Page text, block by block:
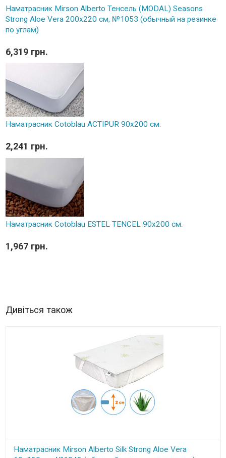
Наматрасник Mirson Alberto Тенсель (MODAL) Seasons
Strong Aloe Vera 200x220 см, №1053 (обычный на резинке
по углам)
6,319 грн.
Наматрасник Cotoblau ACTIPUR 90х200 см.
2,241 грн.
Наматрасник Cotoblau ESTEL TENCEL 90х200 см.
1,967 грн.
Дивіться також
Наматрасник Mirson Alberto Silk Strong Aloe Vera